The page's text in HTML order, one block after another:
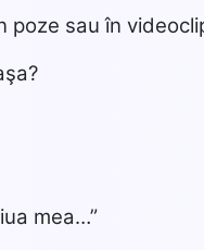
poze sau în
mea…”